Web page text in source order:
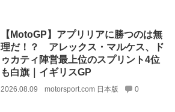
【MotoGP】アプリリアに勝つのは無
理だ！？ アレックス・マルケス、ド
ゥカティ陣営最上位のスプリント4位
も白旗｜イギリスGP
2026.08.09 motorsport.com 日本版 0